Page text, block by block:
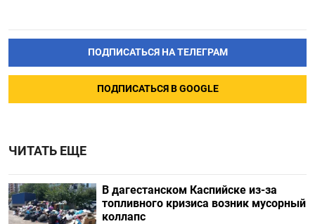
ПОДПИСАТЬСЯ НА ТЕЛЕГРАМ
ПОДПИСАТЬСЯ В GOOGLE
ЧИТАТЬ ЕЩЕ
В дагестанском Каспийске из-за
топливного кризиса возник мусорный
коллапс